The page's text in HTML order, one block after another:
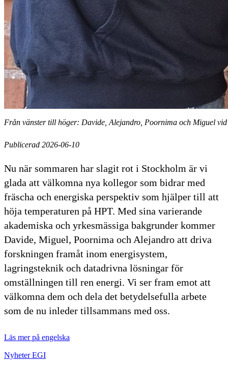
Från vänster till höger: Davide, Alejandro, Poornima och Miguel
Publicerad 2026-06-10
Nu när sommaren har slagit rot i Stockholm är vi
glada att välkomna nya kollegor som bidrar med
fräscha och energiska perspektiv som hjälper till att
höja temperaturen på HPT. Med sina varierande
akademiska och yrkesmässiga bakgrunder kommer
Davide, Miguel, Poornima och Alejandro att driva
forskningen framåt inom energisystem,
lagringsteknik och datadrivna lösningar för
omställningen till ren energi. Vi ser fram emot att
välkomna dem och dela det betydelsefulla arbete
som de nu inleder tillsammans med oss.
Läs mer på engelska
Nyheter EGI